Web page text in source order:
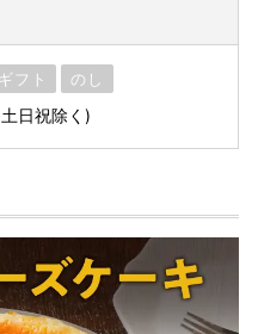
ギフト のし
日祝除く)